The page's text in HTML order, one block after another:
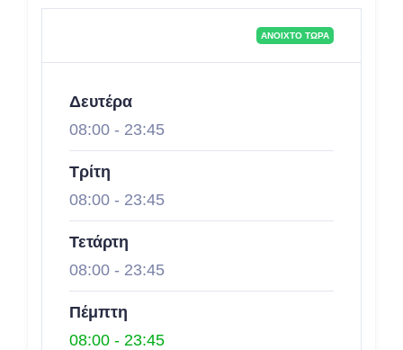
ΑΝΟΙΧΤΌ ΤΏΡΑ
Δευτέρα
08:00 - 23:45
Τρίτη
08:00 - 23:45
Τετάρτη
08:00 - 23:45
Πέμπτη
08:00 - 23:45